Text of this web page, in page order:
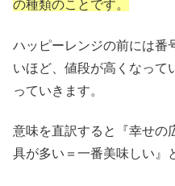
の種類のことです。
ハッピーレンジの前には番
いほど、値段が高くなって
っていきます。
意味を直訳すると『幸せの
具が多い＝一番美味しい』